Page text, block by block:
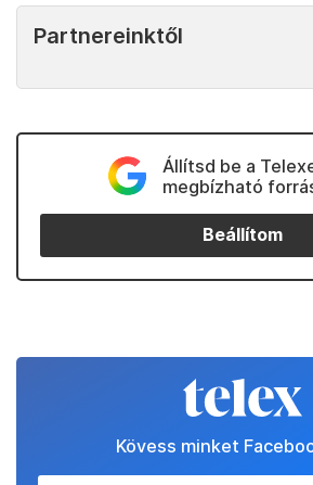
Partnereinktől
Állítsd be a
megbízható
Beállítom
Kövess minket